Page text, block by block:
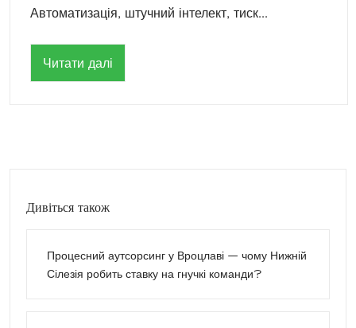
Автоматизація, штучний інтелект, тиск...
Читати далі
Дивіться також
Процесний аутсорсинг у Вроцлаві — чому Нижній
Сілезія робить ставку на гнучкі команди?